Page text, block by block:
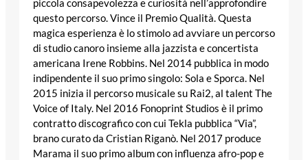
piccola consapevolezza e curiosità nell’approfondire
questo percorso. Vince il Premio Qualità. Questa
magica esperienza è lo stimolo ad avviare un percorso
di studio canoro insieme alla jazzista e concertista
americana Irene Robbins. Nel 2014 pubblica in modo
indipendente il suo primo singolo: Sola e Sporca. Nel
2015 inizia il percorso musicale su Rai2, al talent The
Voice of Italy. Nel 2016 Fonoprint Studios è il primo
contratto discografico con cui Tekla pubblica “Via”,
brano curato da Cristian Riganò. Nel 2017 produce
Marama il suo primo album con influenza afro-pop e